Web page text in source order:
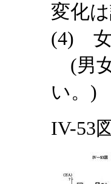
変化
(4) 女
(男
い。)
IV-53